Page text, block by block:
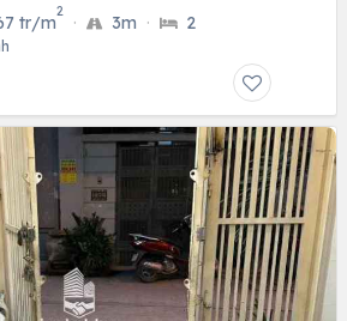
tr/m
2
· 3m · 2